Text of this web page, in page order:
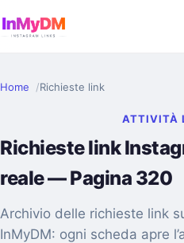
Home Richieste link
ATTIVITÀ
Richieste link
reale — Pagina 320
Archivio delle richieste link
InMyDM: ogni scheda apre